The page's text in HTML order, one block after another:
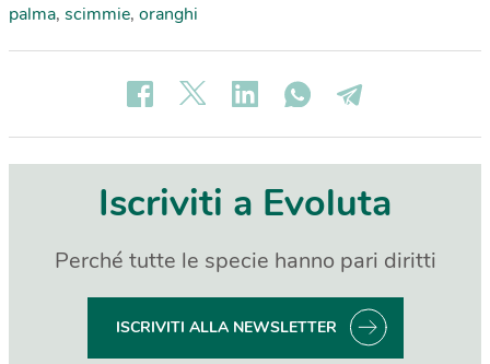
palma, scimmie, oranghi
Iscriviti a Evoluta
Perché tutte le specie hanno pari diritti
ISCRIVITI ALLA NEWSLETTER